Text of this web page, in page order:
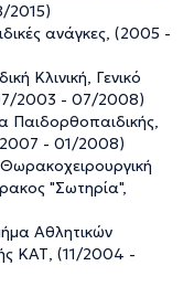
2015)
ανάγκες, (2005 -
Κλινική, Γενικό
2003 - 07/2008)
Παιδορθοπαιδικής,
2007 - 01/2008)
"Σωτηρία",
Αθλητικών
ΚΑΤ, (11/2004 -